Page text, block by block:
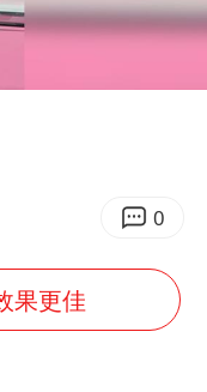
军赛全军覆没
交易异常波动
中巨芯：上半年归母净利润1405.77万元
0
果更佳